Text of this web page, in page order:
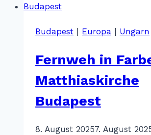
Budapest Europa Ungarn
Fernweh in
Matthiaskirche
Budapest
VonKatharina
8. August 20257. August